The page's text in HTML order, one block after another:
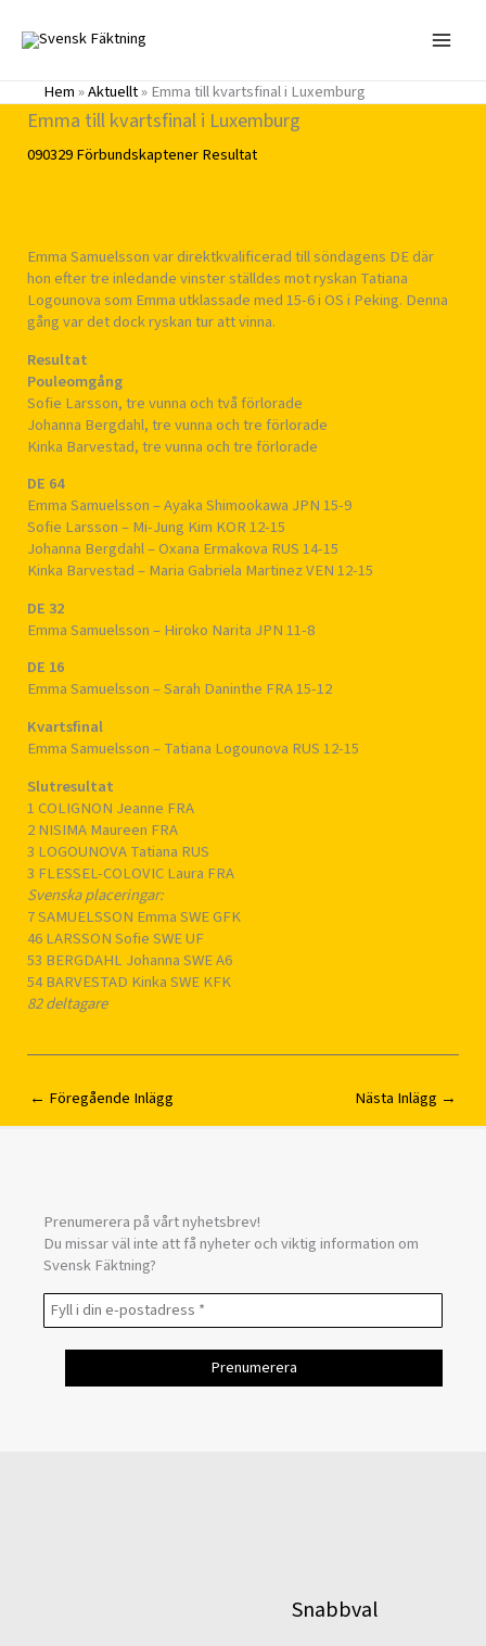
innehåll
Hem»Aktuellt»Emma till kvartsfinal i Luxemburg
Emma till kvartsfinal i Luxemburg
090329FörbundskaptenerResultat
Emma Samuelsson var direktkvalificerad till söndagens DE där
hon efter tre inledande vinster ställdes mot ryskan Tatiana
Logounova som Emma utklassade med 15-6 i OS i Peking. Denna
gång var det dock ryskan tur att vinna.
Resultat
Pouleomgång
Sofie Larsson, tre vunna och två förlorade
Johanna Bergdahl, tre vunna och tre förlorade
Kinka Barvestad, tre vunna och tre förlorade
DE 64
Emma Samuelsson – Ayaka Shimookawa JPN 15-9
Sofie Larsson – Mi-Jung Kim KOR 12-15
Johanna Bergdahl – Oxana Ermakova RUS 14-15
Kinka Barvestad – Maria Gabriela Martinez VEN 12-15
DE 32
Emma Samuelsson – Hiroko Narita JPN 11-8
DE 16
Emma Samuelsson – Sarah Daninthe FRA 15-12
Kvartsfinal
Emma Samuelsson – Tatiana Logounova RUS 12-15
Slutresultat
1 COLIGNON Jeanne FRA
2 NISIMA Maureen FRA
3 LOGOUNOVA Tatiana RUS
3 FLESSEL-COLOVIC Laura FRA
Svenska placeringar:
7 SAMUELSSON Emma SWE GFK
46 LARSSON Sofie SWE UF
53 BERGDAHL Johanna SWE A6
54 BARVESTAD Kinka SWE KFK
82 deltagare
← Föregående Inlägg Nästa Inlägg →
Prenumerera på vårt nyhetsbrev!
Du missar väl inte att få nyheter och viktig information om
Svensk Fäktning?
Snabbval